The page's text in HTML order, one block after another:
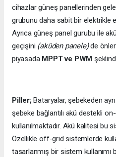
cihazlar güneş panellerinden
grubunu daha sabit bir elektrikle
Ayrıca güneş panel gurubu ile
geçişini (aküden panele)de
piyasada MPPT ve PWM
Piller;Bataryalar, şebekeden
şebeke bağlantılı akü destekli
kullanılmaktadır. Akü kalitesi bu
Özellikle off-grid sistemlerde
tasarlanmış bir sistem